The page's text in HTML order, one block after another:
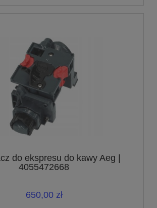
do ekspresu do kawy Aeg |
4055472668
650,00 zł